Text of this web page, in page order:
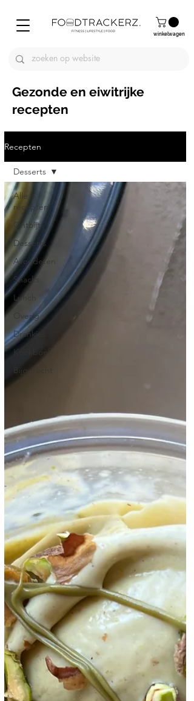
winkelwagen
Gezonde en eiwitrijke
recepten
Recepten
Alle
recepten
Ontbijt
Desserts
Avondeten
Snacks
Lunch
Overig
Drankjes
Kookboek
Bijgerecht
Desserts